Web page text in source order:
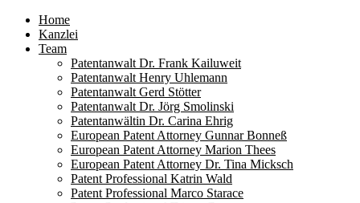
Home
Kanzlei
Team
Patentanwalt Dr. Frank Kailuweit
Patentanwalt Henry Uhlemann
Patentanwalt Gerd Stötter
Patentanwalt Dr. Jörg Smolinski
Patentanwältin Dr. Carina Ehrig
European Patent Attorney Gunnar Bonneß
European Patent Attorney Marion Thees
European Patent Attorney Dr. Tina Micksch
Patent Professional Katrin Wald
Patent Professional Marco Starace